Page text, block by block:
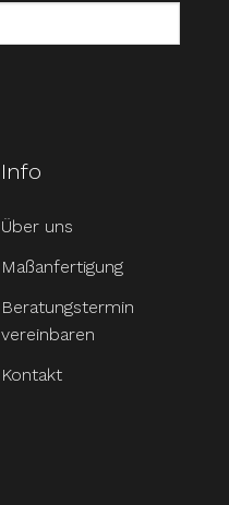
Info
Über uns
Maßanfertigung
Beratungstermin
vereinbaren
Kontakt